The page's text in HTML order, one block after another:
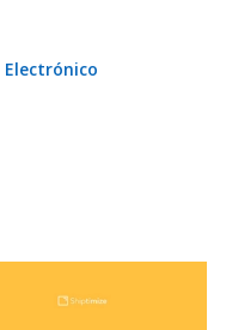
Electrónico